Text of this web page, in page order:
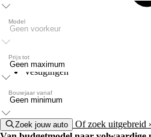
Type
Vestigingen
Model
Prijs tot
Bouwjaar vanaf
Zoek jouw auto
Of zoek uitgebreid